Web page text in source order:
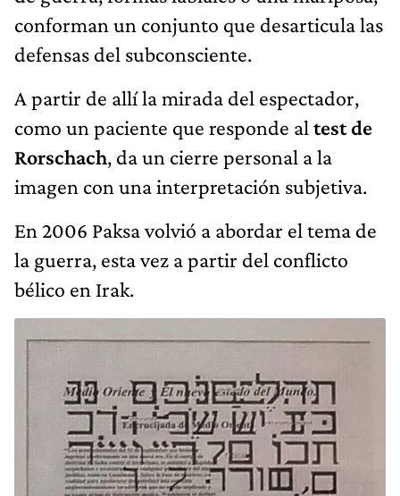
conforman un conjunto que desarticula las
defensas del subconsciente.
A partir de allí la mirada del espectador,
como un paciente que responde altest de
Rorschach, da un cierre personal a la
imagen con una interpretación subjetiva.
En 2006 Paksa volvió a abordar el tema de
la guerra, esta vez a partir del conflicto
bélico en Irak.